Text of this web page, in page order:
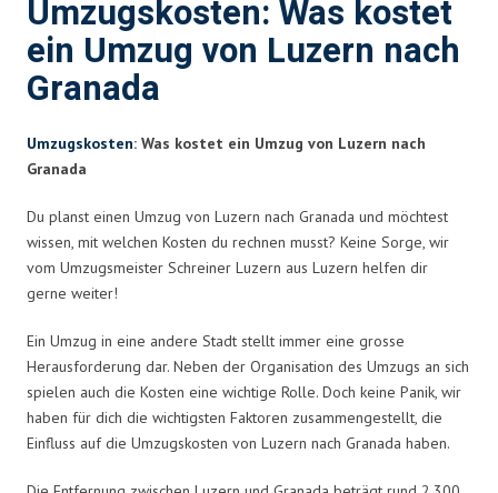
Umzugskosten: Was kostet
ein Umzug von Luzern nach
Granada
Umzugskosten: Was kostet ein Umzug von Luzern nach
Granada
Du planst einen Umzug von Luzern nach Granada und möchtest
wissen, mit welchen Kosten du rechnen musst? Keine Sorge, wir
vom Umzugsmeister Schreiner Luzern aus Luzern helfen dir
gerne weiter!
Ein Umzug in eine andere Stadt stellt immer eine grosse
Herausforderung dar. Neben der Organisation des Umzugs an sich
spielen auch die Kosten eine wichtige Rolle. Doch keine Panik, wir
haben für dich die wichtigsten Faktoren zusammengestellt, die
Einfluss auf die Umzugskosten von Luzern nach Granada haben.